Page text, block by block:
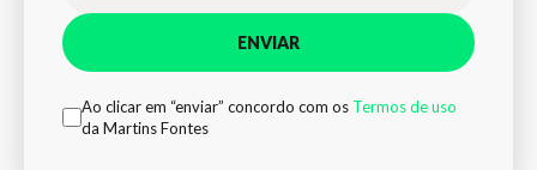
ENVIAR
Ao clicar em “enviar” concordo com os Termos de uso
da Martins Fontes